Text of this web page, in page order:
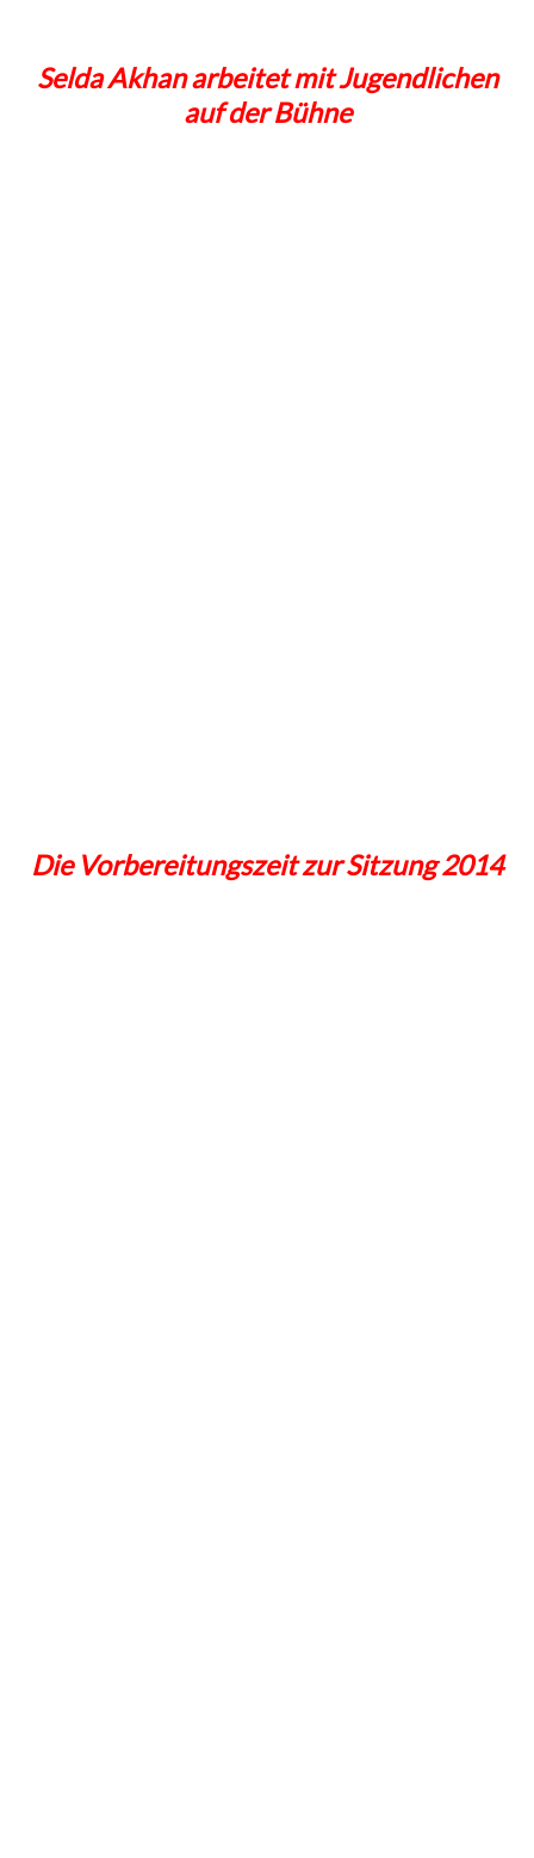
Selda Akhan arbeitet mit Jugendlichen
auf der Bühne
Die Vorbereitungszeit zur Sitzung 2014